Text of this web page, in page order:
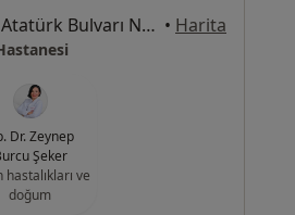
Ziyagökalp Mahallesi Atatürk Bulvarı No: 141, Batman • Harita
Dr. Zeynep
Şeker
hastalıkları ve
doğum